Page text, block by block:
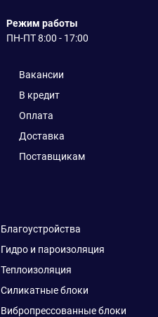
Режим работы
ПН-ПТ 8:00 - 17:00
Вакансии
В кредит
Оплата
Доставка
Поставщикам
Благоустройства
Гидро и пароизоляция
Теплоизоляция
Силикатные блоки
Вибропрессованные блоки